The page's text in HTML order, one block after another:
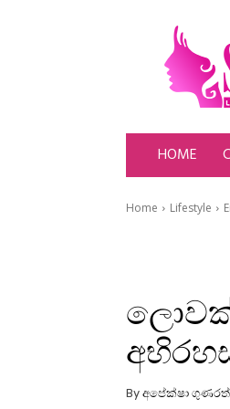
HOME
Home Lifestyle
By අපේක්ෂා